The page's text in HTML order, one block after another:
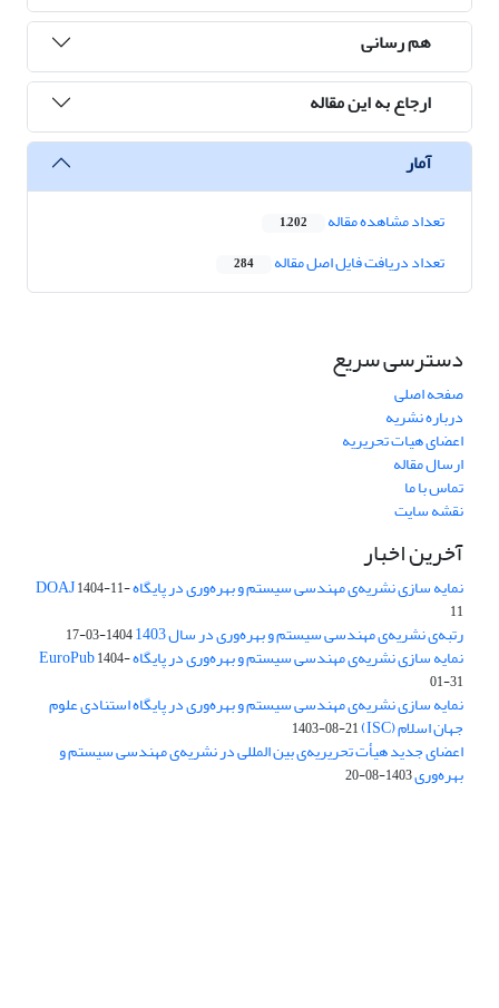
هم رسانی
ارجاع به این مقاله
آمار
تعداد مشاهده مقاله 1,202
تعداد دریافت فایل اصل مقاله 284
دسترسی سریع
صفحه اصلی
درباره نشریه
اعضای هیات تحریریه
ارسال مقاله
تماس با ما
نقشه سایت
آخرین اخبار
نمایه سازی نشریه‌ی مهندسی سیستم و بهره‌وری در پایگاه DOAJ1404-11-
11
رتبه‌ی نشریه‌ی مهندسی سیستم و بهره‌وری در سال 1403 1404-03-17
نمایه سازی نشریه‌ی مهندسی سیستم و بهره‌وری در پایگاه EuroPub1404-
01-31
نمایه سازی نشریه‌ی مهندسی سیستم و بهره‌وری در پایگاه استنادی علوم
جهان اسلام (ISC) 1403-08-21
اعضای جدید هیأت تحریریه‌ی بین المللی در نشریه‌ی مهندسی سیستم و
بهره‌وری1403-08-20